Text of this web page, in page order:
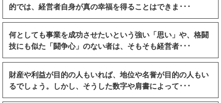
的では、経営者自身が真の幸福を得ることはできま･･･
何としても事業を成功させたいという強い「思い」や、格闘
技にも似た「闘争心」のない者は、そもそも経営者･･･
財産や利益が目的の人もいれば、地位や名誉が目的の人もい
るでしょう。しかし、そうした数字や肩書によって･･･